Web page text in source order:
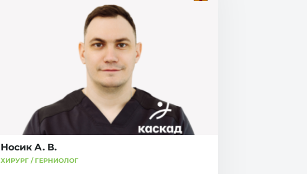
Носик А. В.
ХИРУРГ / ГЕРНИОЛОГ